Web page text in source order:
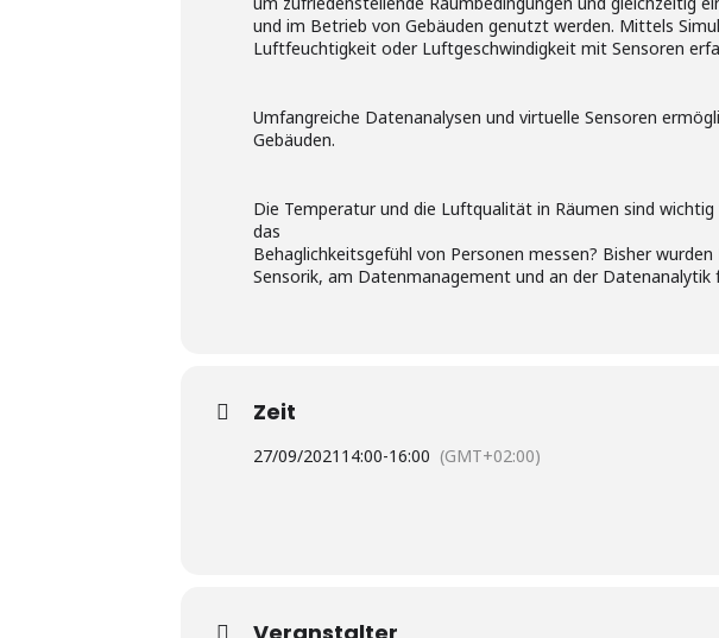
und im Betrieb von Gebäuden genutzt werden. Mittels
Luftfeuchtigkeit oder Luftgeschwindigkeit mit Sensoren
Umfangreiche Datenanalysen und virtuelle Sensoren
Gebäuden.
Die Temperatur und die Luftqualität in Räumen sind
das
Behaglichkeitsgefühl von Personen messen? Bisher
Sensorik, am Datenmanagement und an der Datenanalytik
Zeit
27/09/2021 14:00-16:00 (GMT+02:00)